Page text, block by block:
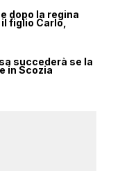
dopo la regina
figlio Carlo,
succederà se la
in Scozia